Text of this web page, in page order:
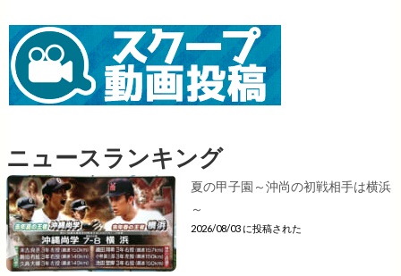
ニュースランキング
夏の甲子園～沖尚の初戦相手は横浜
～
2026/08/03 に投稿された